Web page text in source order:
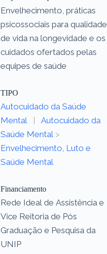
Envelhecimento, práticas
psicossociais para qualidade
de vida na longevidade e os
cuidados ofertados pelas
equipes de saúde
TIPO
Autocuidado da Saúde
Mental
|
Autocuidado da
Saúde Mental >
Envelhecimento, Luto e
Saúde Mental
Financiamento
Rede Ideal de Assistência e
Vice Reitoria de Pós
Graduação e Pesquisa da
UNIP